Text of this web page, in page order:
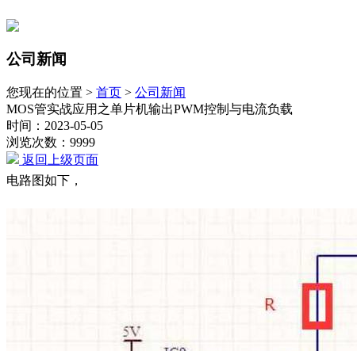
公司新闻
您现在的位置 > 首页 > 公司新闻
MOS管实战应用之单片机输出PWM控制与电流负载
时间：2023-05-05
浏览次数：9999
返回上级页面
电路图如下，